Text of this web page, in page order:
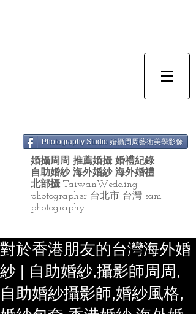
Photography Studio 婚攝周周藝術美學影像
婚攝周周 推薦婚攝 婚禮紀錄
自助婚紗 海外婚紗 海外婚禮
北部攝 TaiwanWedding
photographer 台北市 台灣 sam-
photography
對於香港朋友的台灣海外婚
紗 | 自助婚紗,攝影師周周,
自助婚紗攝影師,婚紗風格,